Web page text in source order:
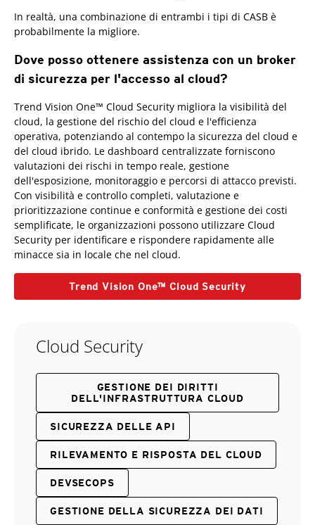
In realtà, una combinazione di entrambi i tipi di CASB è
probabilmente la migliore.
Dove posso ottenere assistenza con un broker
di sicurezza per l'accesso al cloud?
Trend Vision One™ Cloud Security migliora la visibilità del
cloud, la gestione del rischio del cloud e l'efficienza
operativa, potenziando al contempo la sicurezza del cloud e
del cloud ibrido. Le dashboard centralizzate forniscono
valutazioni dei rischi in tempo reale, gestione
dell'esposizione, monitoraggio e percorsi di attacco previsti.
Con visibilità e controllo completi, valutazione e
prioritizzazione continue e conformità e gestione dei costi
semplificate, le organizzazioni possono utilizzare Cloud
Security per identificare e rispondere rapidamente alle
minacce sia in locale che nel cloud.
Trend Vision One™ Cloud Security
Cloud Security
GESTIONE DEI DIRITTI
DELL'INFRASTRUTTURA CLOUD
SICUREZZA DELLE API
RILEVAMENTO E RISPOSTA DEL CLOUD
DEVSECOPS
GESTIONE DELLA SICUREZZA DEI DATI